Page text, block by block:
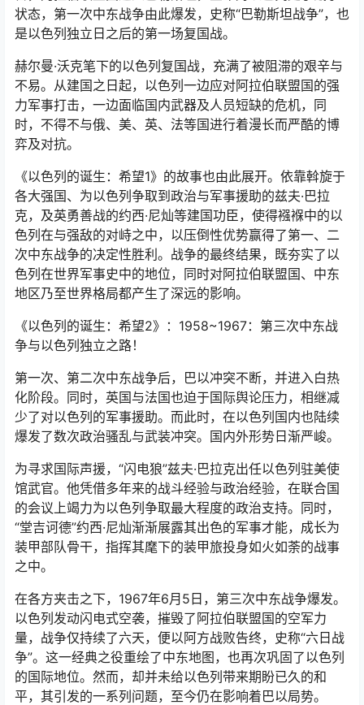
状态，第一次中东战争由此爆发，史称“巴勒斯坦战争”，也
是以色列独立日之后的第一场复国战。
赫尔曼·沃克笔下的以色列复国战，充满了被阻滞的艰辛与
不易。从建国之日起，以色列一边应对阿拉伯联盟国的强
力军事打击，一边面临国内武器及人员短缺的危机，同
时，不得不与俄、美、英、法等国进行着漫长而严酷的博
弈及对抗。
《以色列的诞生：希望1》的故事也由此展开。依靠斡旋于
各大强国、为以色列争取到政治与军事援助的兹夫·巴拉
克，及英勇善战的约西·尼灿等建国功臣，使得襁褓中的以
色列在与强敌的对峙之中，以压倒性优势赢得了第一、二
次中东战争的决定性胜利。战争的最终结果，既夯实了以
色列在世界军事史中的地位，同时对阿拉伯联盟国、中东
地区乃至世界格局都产生了深远的影响。
《以色列的诞生：希望2》：1958~1967：第三次中东战
争与以色列独立之路！
第一次、第二次中东战争后，巴以冲突不断，并进入白热
化阶段。同时，英国与法国也迫于国际舆论压力，相继减
少了对以色列的军事援助。而此时，在以色列国内也陆续
爆发了数次政治骚乱与武装冲突。国内外形势日渐严峻。
为寻求国际声援，“闪电狼”兹夫·巴拉克出任以色列驻美使
馆武官。他凭借多年来的战斗经验与政治经验，在联合国
的会议上竭力为以色列争取最大程度的政治支持。同时，
“堂吉诃德”约西·尼灿渐渐展露其出色的军事才能，成长为
装甲部队骨干，指挥其麾下的装甲旅投身如火如荼的战事
之中。
在各方夹击之下，1967年6月5日，第三次中东战争爆发。
以色列发动闪电式空袭，摧毁了阿拉伯联盟国的空军力
量，战争仅持续了六天，便以阿方战败告终，史称“六日战
争”。这一经典之役重绘了中东地图，也再次巩固了以色列
的国际地位。然而，却并未给以色列带来期盼已久的和
平，其引发的一系列问题，至今仍在影响着巴以局势。